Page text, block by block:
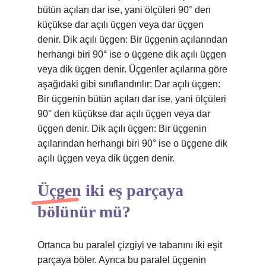
bütün açıları dar ise, yani ölçüleri 90° den
küçükse dar açılı üçgen veya dar üçgen
denir. Dik açılı üçgen: Bir üçgenin açılarından
herhangi biri 90° ise o üçgene dik açılı üçgen
veya dik üçgen denir. Üçgenler açılarına göre
aşağıdaki gibi sınıflandırılır: Dar açılı üçgen:
Bir üçgenin bütün açıları dar ise, yani ölçüleri
90° den küçükse dar açılı üçgen veya dar
üçgen denir. Dik açılı üçgen: Bir üçgenin
açılarından herhangi biri 90° ise o üçgene dik
açılı üçgen veya dik üçgen denir.
Üçgen iki eş parçaya
bölünür mü?
Ortanca bu paralel çizgiyi ve tabanını iki eşit
parçaya böler. Ayrıca bu paralel üçgenin